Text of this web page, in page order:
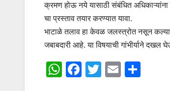
क्रमण होऊ नये यासाठी संबंधित अधिकाऱ्यांना
चा प्रस्ताव तयार करण्यात यावा.
भाटाळे तलाव हा केवळ जलस्त्रोत नसून कल्याण
जबाबदारी आहे. या विषयाची गांभीर्याने
W
F
T
E